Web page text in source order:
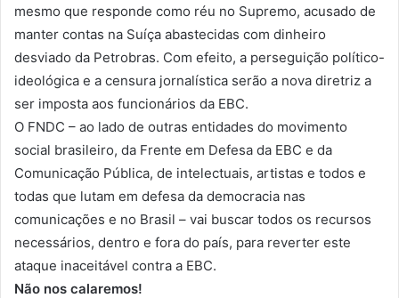
mesmo que responde como réu no Supremo, acusado de
manter contas na Suíça abastecidas com dinheiro
desviado da Petrobras. Com efeito, a perseguição político-
ideológica e a censura jornalística serão a nova diretriz a
ser imposta aos funcionários da EBC.
O FNDC – ao lado de outras entidades do movimento
social brasileiro, da Frente em Defesa da EBC e da
Comunicação Pública, de intelectuais, artistas e todos e
todas que lutam em defesa da democracia nas
comunicações e no Brasil – vai buscar todos os recursos
necessários, dentro e fora do país, para reverter este
ataque inaceitável contra a EBC.
Não nos calaremos!